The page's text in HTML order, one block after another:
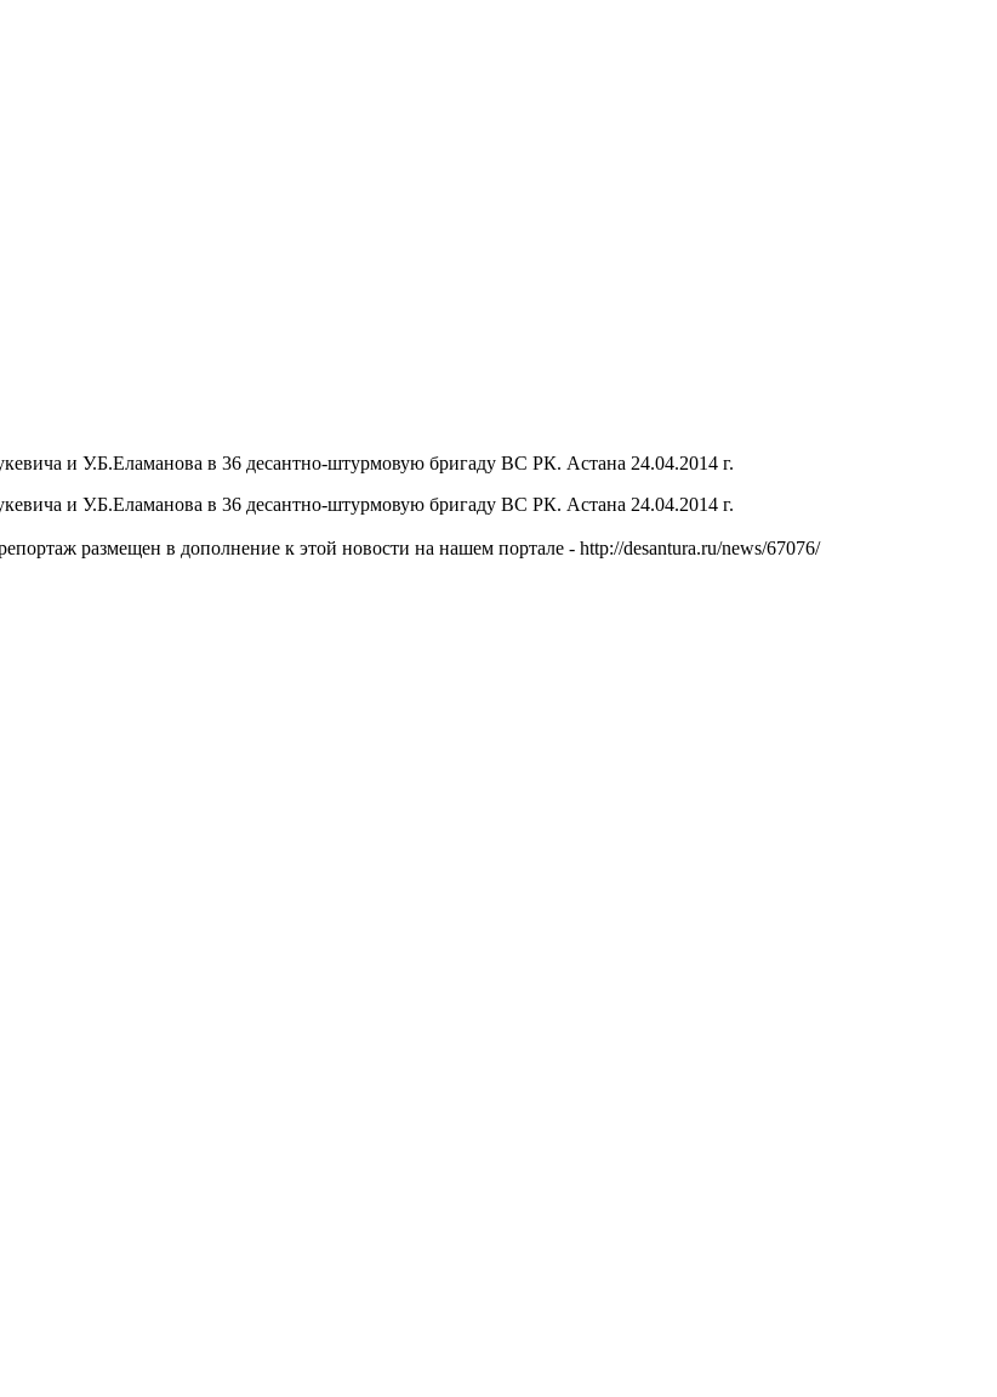
и У.Б.Еламанова в 36 десантно-штурмовую бригаду ВС РК. Астана 24.04.2014 г.
и У.Б.Еламанова в 36 десантно-штурмовую бригаду ВС РК. Астана 24.04.2014 г.
размещен в дополнение к этой новости на нашем портале - http://desantura.ru/news/67076/